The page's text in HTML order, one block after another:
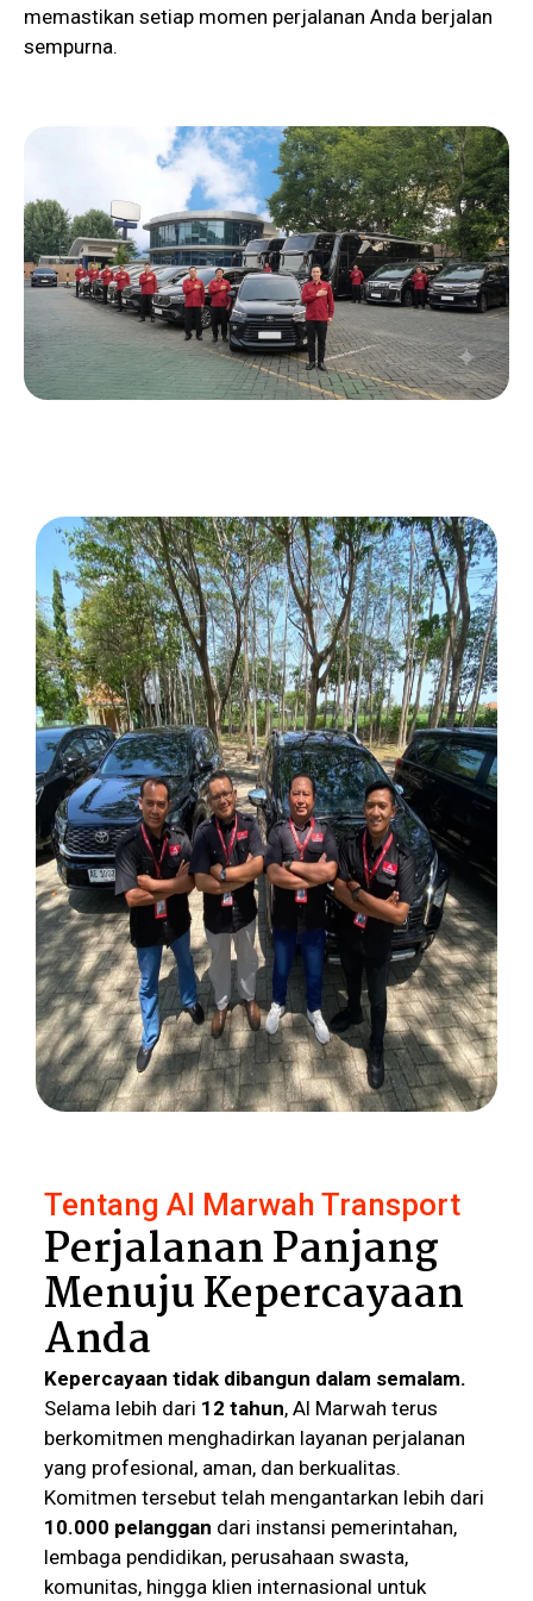
memastikan setiap momen perjalanan Anda berjalan
sempurna.
Tentang Al Marwah Transport
Perjalanan Panjang
Menuju Kepercayaan
Anda
Kepercayaan tidak dibangun dalam semalam.
Selama lebih dari 12 tahun, Al Marwah terus
berkomitmen menghadirkan layanan perjalanan
yang profesional, aman, dan berkualitas.
Komitmen tersebut telah mengantarkan lebih dari
10.000 pelanggan dari instansi pemerintahan,
lembaga pendidikan, perusahaan swasta,
komunitas, hingga klien internasional untuk